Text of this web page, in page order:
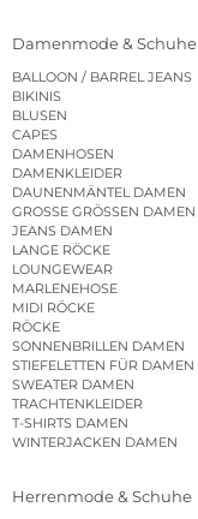
Damenmode & Schuhe
BALLOON / BARREL JEANS
BIKINIS
BLUSEN
CAPES
DAMENHOSEN
DAMENKLEIDER
DAUNENMÄNTEL DAMEN
GROSSE GRÖSSEN DAMEN
JEANS DAMEN
LANGE RÖCKE
LOUNGEWEAR
MARLENEHOSE
MIDI RÖCKE
RÖCKE
SONNENBRILLEN DAMEN
STIEFELETTEN FÜR DAMEN
SWEATER DAMEN
TRACHTENKLEIDER
T-SHIRTS DAMEN
WINTERJACKEN DAMEN
Herrenmode & Schuhe